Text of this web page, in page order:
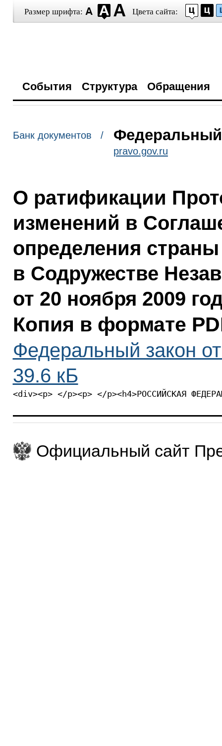
Размер шрифта: Цвета сайта:
События Структура Обращения
Банк документов / Федеральный
pravo.gov.ru
О ратификации
изменений в
определения
в Содружестве
от 20 ноября 2009
Копия в формате
Федеральный закон
39.6 кБ
<div><p> </p><p> </p><h4>РОССИЙСКАЯ
Официальный сайт